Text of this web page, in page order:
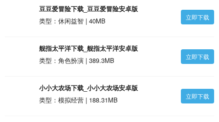
豆豆爱冒险下载_豆豆爱冒险安卓版
类型：休闲益智 | 40MB
立即下载
舰指太平洋下载_舰指太平洋安卓版
类型：角色扮演 | 389.3MB
立即下载
小小大农场下载_小小大农场安卓版
类型：模拟经营 | 188.31MB
立即下载